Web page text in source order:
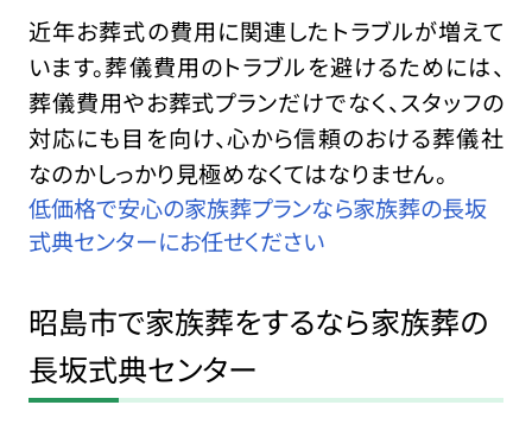
近年お葬式の費用に関連したトラブルが増えて
います。葬儀費用のトラブルを避けるためには、
葬儀費用やお葬式プランだけでなく、スタッフの
対応にも目を向け、心から信頼のおける葬儀社
なのかしっかり見極めなくてはなりません。
低価格で安心の家族葬プランなら家族葬の長坂
式典センターにお任せください
昭島市で家族葬をするなら家族葬の
長坂式典センター